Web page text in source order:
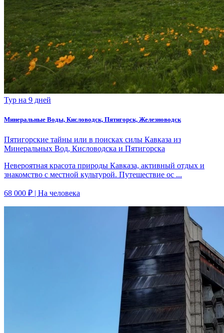
Тур на 9 дней
Минеральные Воды, Кисловодск, Пятигорск, Железноводск
Пятигорские тайны или в поисках силы Кавказа из
Минеральных Вод, Кисловодска и Пятигорска
Невероятная красота природы Кавказа, активный отдых и
знакомство с местной культурой. Путешествие ос ...
68 000 ₽ | На человека